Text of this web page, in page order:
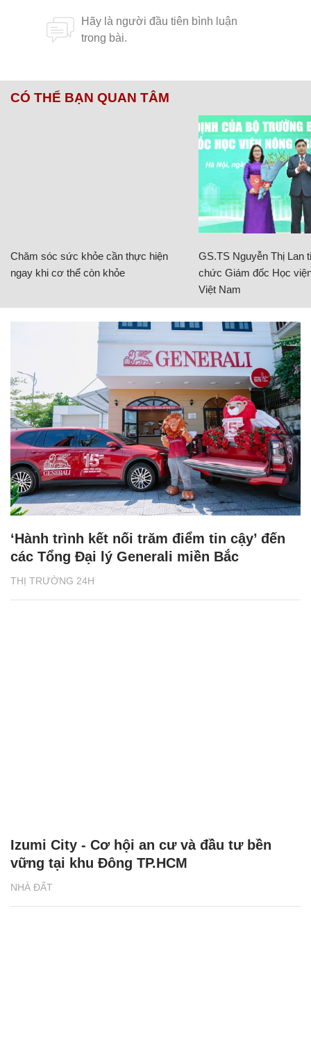
CÓ THỂ BẠN QUAN TÂM
Chăm sóc sức khỏe cần thực hiện
ngay khi cơ thể còn khỏe
GS.TS Nguyễn Thị Lan
chức Giám đốc Học
Việt Nam
THỊ TRƯỜNG 24H
‘Hành trình kết nối trăm điểm tin cậy’ đến
các Tổng Đại lý Generali miền Bắc
NHÀ ĐẤT
Izumi City - Cơ hội an cư và đầu tư bền
vững tại khu Đông TP.HCM